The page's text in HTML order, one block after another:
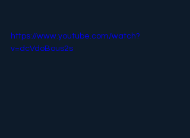
https://www.youtube.com/watch?
v=dcVdoBous2s